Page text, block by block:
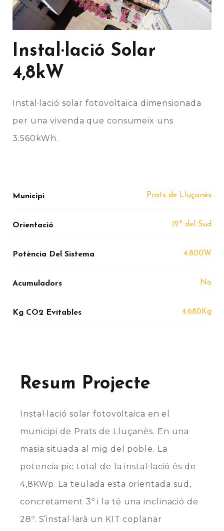
Instal·lació Solar
4,8kW
Instal·lació solar fotovoltaica dimensionada
per una vivenda que consumeix uns
3.560kWh.
Municipi Prats de Lluçanès
Orientació 12º del Sud
Potència Del Sistema 4.800W
Acumuladors No
Kg CO2 Evitables 4.680Kg
Resum Projecte
Instal·lació solar fotovoltaica en el
municipi de Prats de Lluçanès. En una
masia situada al mig del poble. La
potencia pic total de la instal·lació és de
4,8KWp. La teulada esta orientada sud,
concretament 3º i la té una inclinació de
28º. S’instal·larà un KIT coplanar